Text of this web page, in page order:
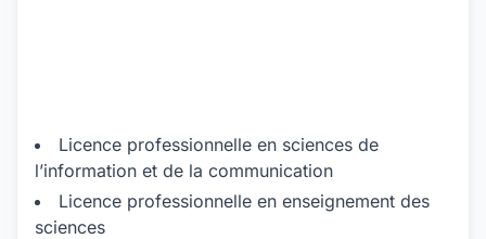
Licence professionnelle en sciences de
l’information et de la communication
Licence professionnelle en enseignement des
sciences